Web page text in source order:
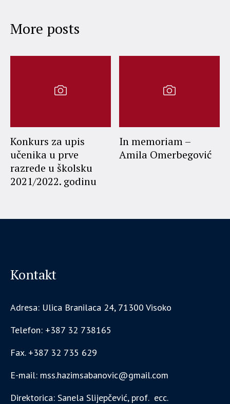
More posts
Konkurs za upis
učenika u prve
razrede u školsku
2021/2022. godinu
In memoriam –
Amila Omerbegović
Kontakt
Adresa: Ulica Branilaca 24, 71300 Visoko
Telefon: +387 32 738165
Fax. +387 32 735 629
E-mail: mss.hazimsabanovic@gmail.com
Direktorica: Sanela Slijepčević, prof. ecc.